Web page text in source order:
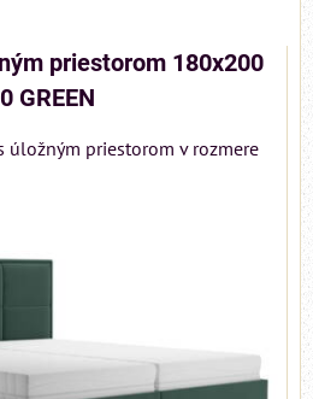
priestorom 180x200
GREEN
úložným priestorom v rozmere